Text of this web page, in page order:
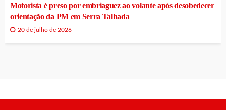
Motorista é preso por embriaguez ao volante após desobedecer
orientação da PM em Serra Talhada
20 de julho de 2026